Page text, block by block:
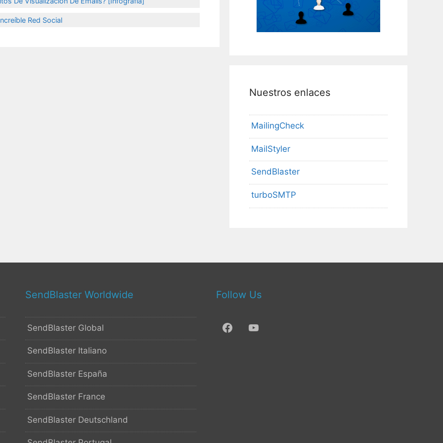
Red Social
Nuestros enlaces
MailingCheck
MailStyler
SendBlaster
turboSMTP
SendBlaster Worldwide
SendBlaster Global
SendBlaster Italiano
SendBlaster España
SendBlaster France
SendBlaster Deutschland
Follow Us